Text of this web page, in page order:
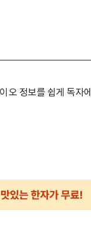
오 정보를 쉽게 독자